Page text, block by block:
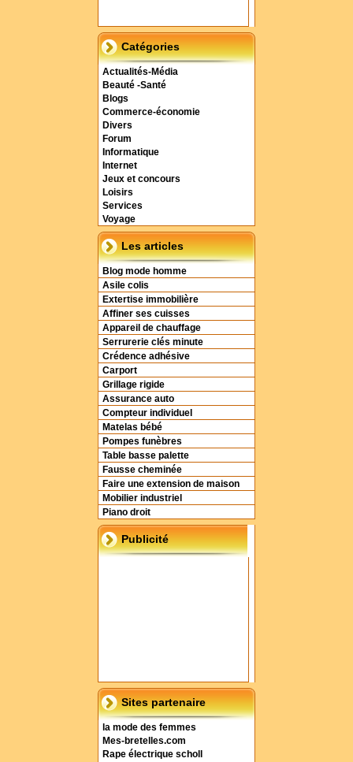
Catégories
Actualités-Média
Beauté -Santé
Blogs
Commerce-économie
Divers
Forum
Informatique
Internet
Jeux et concours
Loisirs
Services
Voyage
Les articles
Blog mode homme
Asile colis
Extertise immobilière
Affiner ses cuisses
Appareil de chauffage
Serrurerie clés minute
Crédence adhésive
Carport
Grillage rigide
Assurance auto
Compteur individuel
Matelas bébé
Pompes funèbres
Table basse palette
Fausse cheminée
Faire une extension de maison
Mobilier industriel
Piano droit
Publicité
Sites partenaire
la mode des femmes
Mes-bretelles.com
Rape électrique scholl